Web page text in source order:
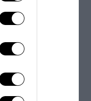
Fabio
ad amici e